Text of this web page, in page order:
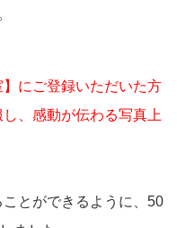
にご登録いただいた方
、感動が伝わる写真上
とができるように、50